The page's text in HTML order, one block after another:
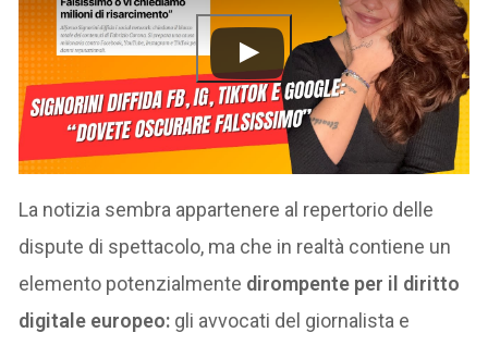
La notizia sembra appartenere al repertorio delle
dispute di spettacolo, ma che in realtà contiene un
elemento potenzialmente dirompente per il diritto
digitale europeo: gli avvocati del giornalista e